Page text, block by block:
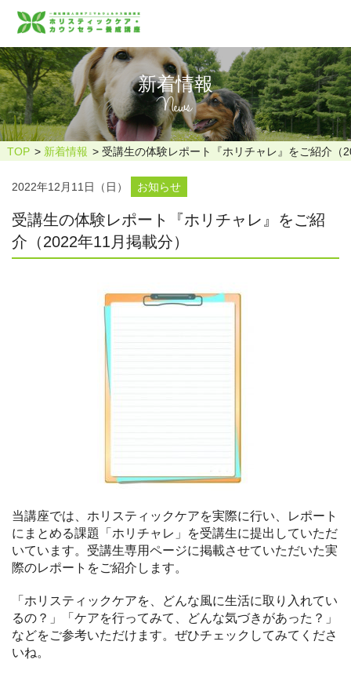
新着情報
News
TOP 新着情報 受講生の体験レポート『ホリチャレ』をご紹介（
2022年12月11日（日） お知らせ
受講生の体験レポート『ホリチャレ』をご紹
介（2022年11月掲載分）
当講座では、ホリスティックケアを実際に行い、レポート
にまとめる課題「ホリチャレ」を受講生に提出していただ
いています。受講生専用ページに掲載させていただいた実
際のレポートをご紹介します。
「ホリスティックケアを、どんな風に生活に取り入れてい
るの？」「ケアを行ってみて、どんな気づきがあった？」
などをご参考いただけます。ぜひチェックしてみてくださ
いね。